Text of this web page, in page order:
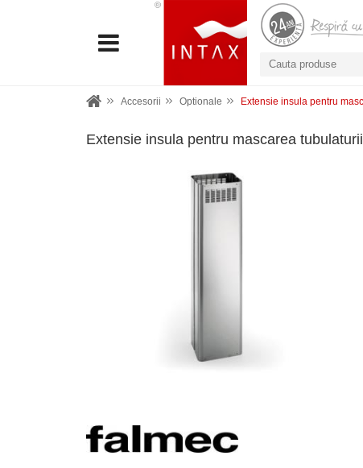
Accesorii Optionale Extensie insula pentru
Extensie insula pentru mascarea